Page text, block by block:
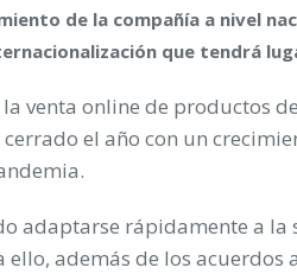
de la compañía a nivel
que tendrá
venta online de productos
el año con un
adaptarse rápidamente a
ello, además de los